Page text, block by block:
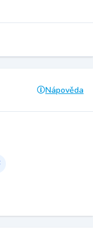
Nápověda